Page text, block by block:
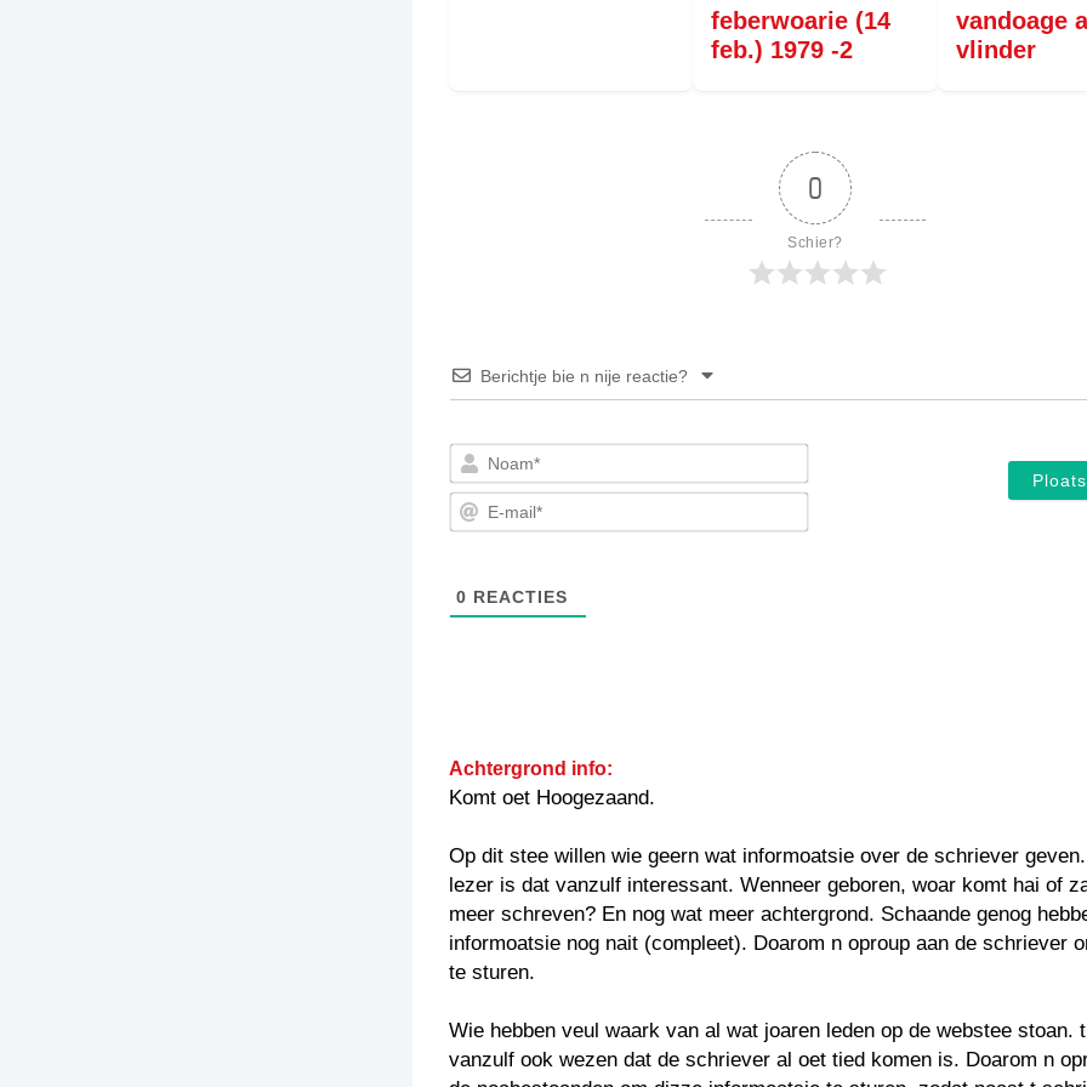
feberwoarie (14
feb.) 1979 -2
vandoage
vlinder
0
Schier?
Berichtje bie n nije reactie?
Noam*
E-
0 REACTIES
Achtergrond info:
Komt oet Hoogezaand.
Op dit stee willen wie geern wat informoatsie over de schriever
lezer is dat vanzulf interessant. Wenneer geboren, woar komt hai of
meer schreven? En nog wat meer achtergrond. Schaande genog
informoatsie nog nait (compleet). Doarom n oproup aan de schriever
te sturen.
Wie hebben veul waark van al wat joaren leden op de webstee stoan.
vanzulf ook wezen dat de schriever al oet tied komen is. Doarom n